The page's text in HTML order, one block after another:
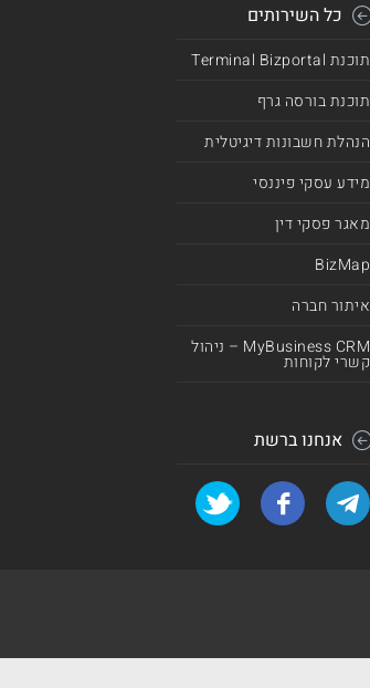
כל השירותים
תוכנת Terminal Bizportal
תוכנת בורסה גרף
הנהלת חשבונות דיגיטלית
מידע עסקי פיננסי
מאגר פסקי דין
BizMap
איתור חברה
MyBusiness CRM – ניהול
קשרי לקוחות
אנחנו ברשת